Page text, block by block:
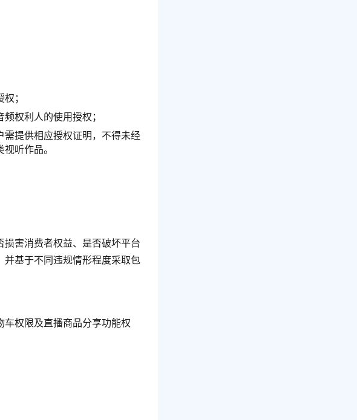
；
权利人的使用授权；
提供相应授权证明，不得未经
听作品。
害消费者权益、是否破坏平台
基于不同违规情形程度采取包
权限及直播商品分享功能权